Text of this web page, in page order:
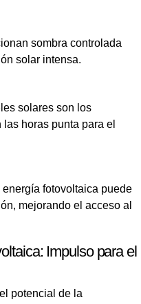
sombra controlada
solar intensa.
solares son los
horas punta para el
fotovoltaica puede
mejorando el acceso al
Impulso para el
potencial de la